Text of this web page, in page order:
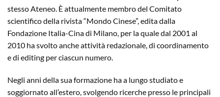
stesso Ateneo. È attualmente membro del Comitato
scientifico della rivista “Mondo Cinese”, edita dalla
Fondazione Italia-Cina di Milano, per la quale dal 2001 al
2010 ha svolto anche attività redazionale, di coordinamento
e di editing per ciascun numero.
Negli anni della sua formazione ha a lungo studiato e
soggiornato all’estero, svolgendo ricerche presso le principali